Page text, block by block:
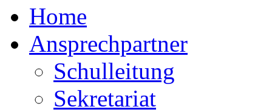
Home
Ansprechpartner
Schulleitung
Sekretariat